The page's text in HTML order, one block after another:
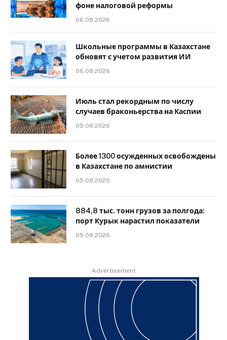
фоне налоговой реформы
06.08.2026
Школьные программы в Казахстане
обновят с учетом развития ИИ
06.08.2026
Июль стал рекордным по числу
случаев браконьерства на Каспии
05.08.2026
Более 1300 осужденных освобождены
в Казахстане по амнистии
05.08.2026
884,8 тыс. тонн грузов за полгода:
порт Курык нарастил показатели
05.08.2026
Advertisement